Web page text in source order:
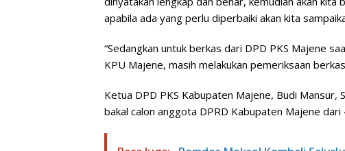
apabila ada yang perlu diperbaiki akan kita
“Sedangkan untuk berkas dari DPD PKS Majene
KPU Majene, masih melakukan pemeriksaan
Ketua DPD PKS Kabupaten Majene, Budi Mansur,
bakal calon anggota DPRD Kabupaten Majene dari